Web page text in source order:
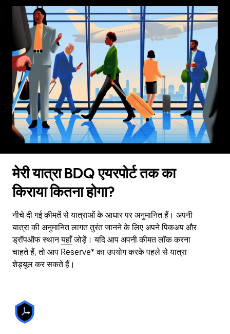
मेरी यात्रा BDQ एयरपोर्ट तक का
किराया कितना होगा?
नीचे दी गई कीमतें से यात्राओं के आधार पर अनुमानित हैं। अपनी
यात्रा की अनुमानित लागत तुरंत जानने के लिए अपने पिकअप और
ड्रॉपऑफ स्थानयहाँजोड़ें। यदि आप अपनी कीमत लॉक करना
चाहते हैं, तो आप Reserve* का उपयोग करके पहले से यात्रा
शेड्यूल कर सकते हैं।